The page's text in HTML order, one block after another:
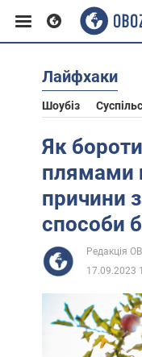
Європа
США
Африка
Життя
Лайфхаки
Шоубіз
Як
плямами
причини
способи
Редакція
17.09.2023